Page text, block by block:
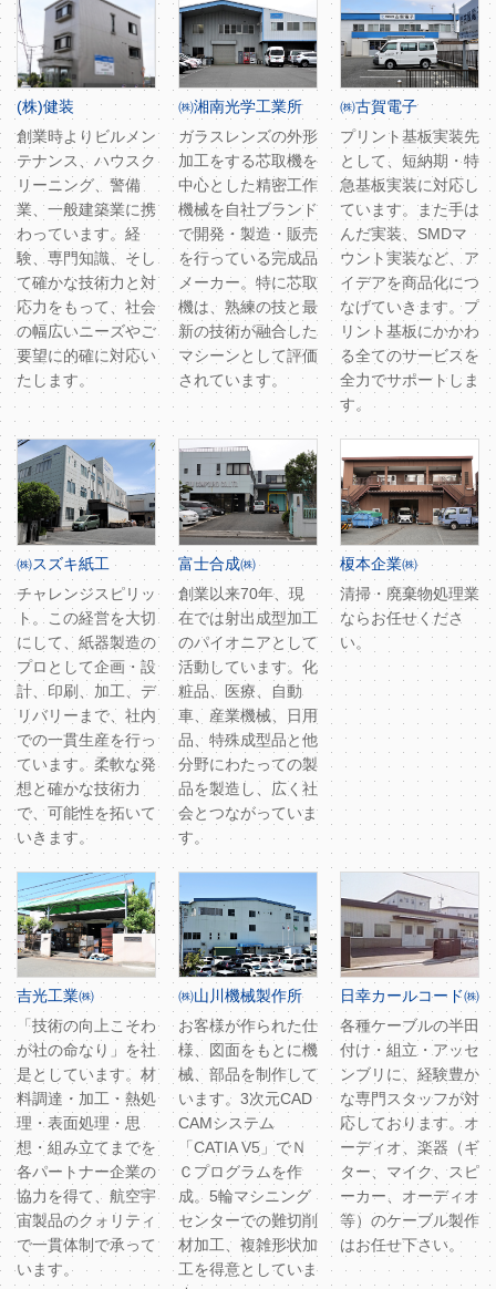
(株)健装
創業時よりビルメン
テナンス、ハウスク
リーニング、警備
業、一般建築業に携
わっています。経
験、専門知識、そし
て確かな技術力と対
応力をもって、社会
の幅広いニーズやご
要望に的確に対応い
たします。
㈱湘南光学工業所
ガラスレンズの外形
加工をする芯取機を
中心とした精密工作
機械を自社ブランド
で開発・製造・販売
を行っている完成品
メーカー。特に芯取
機は、熟練の技と最
新の技術が融合した
マシーンとして評価
されています。
㈱古賀電子
プリント基板実装先
として、短納期・特
急基板実装に対応し
ています。また手は
んだ実装、SMDマ
ウント実装など、ア
イデアを商品化につ
なげていきます。プ
リント基板にかかわ
る全てのサービスを
全力でサポートしま
す。
㈱スズキ紙工
チャレンジスピリッ
ト。この経営を大切
にして、紙器製造の
プロとして企画・設
計、印刷、加工、デ
リバリーまで、社内
での一貫生産を行っ
ています。柔軟な発
想と確かな技術力
で、可能性を拓いて
いきます。
富士合成㈱
創業以来70年、現
在では射出成型加工
のパイオニアとして
活動しています。化
粧品、医療、自動
車、産業機械、日用
品、特殊成型品と他
分野にわたっての製
品を製造し、広く社
会とつながっていま
す。
榎本企業㈱
清掃・廃棄物処理業
ならお任せくださ
い。
吉光工業㈱
「技術の向上こそわ
が社の命なり」を社
是としています。材
料調達・加工・熱処
理・表面処理・思
想・組み立てまでを
各パートナー企業の
協力を得て、航空宇
宙製品のクォリティ
で一貫体制で承って
います。
㈱山川機械製作所
お客様が作られた仕
様、図面をもとに機
械、部品を制作して
います。3次元CAD
CAMシステム
「CATIA V5」でＮ
Ｃプログラムを作
成。5輪マシニング
センターでの難切削
材加工、複雑形状加
工を得意としていま
日幸カールコード㈱
各種ケーブルの半田
付け・組立・アッセ
ンブリに、経験豊か
な専門スタッフが対
応しております。オ
ーディオ、楽器（ギ
ター、マイク、スピ
ーカー、オーディオ
等）のケーブル製作
はお任せ下さい。